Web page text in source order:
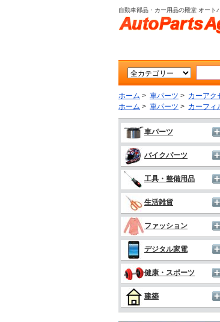
自動車部品・カー用品の殿堂 オート
ホーム > 車パーツ > カーアク
ホーム > 車パーツ > カーフィ
車パーツ
バイクパーツ
工具・整備用品
生活雑貨
ファッション
デジタル家電
健康・スポーツ
建築